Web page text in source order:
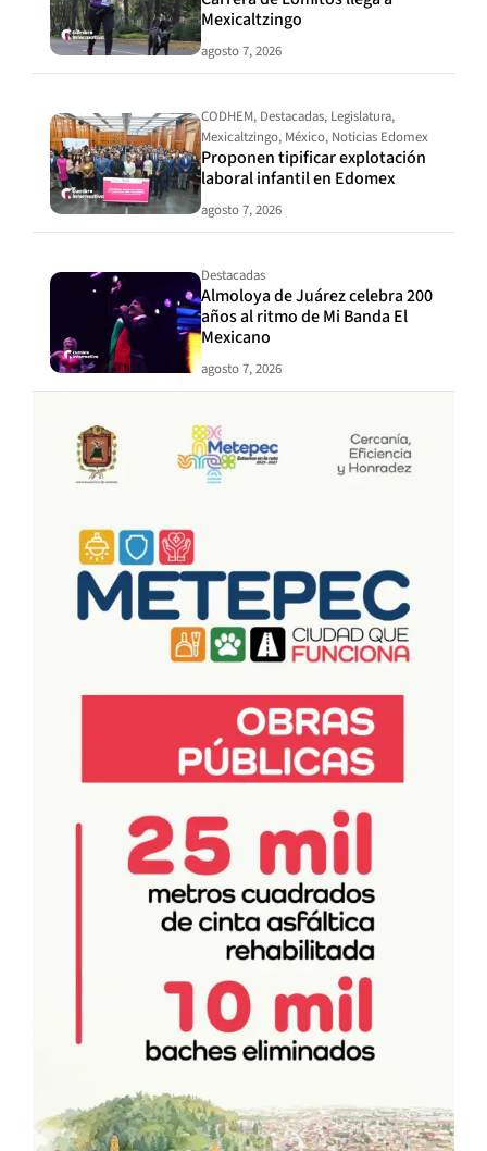
Mexicaltzingo
agosto 7, 2026
CODHEM, Destacadas, Legislatura,
Mexicaltzingo, México, Noticias Edomex
Proponen tipificar explotación
laboral infantil en Edomex
agosto 7, 2026
Destacadas
Almoloya de Juárez celebra 200
años al ritmo de Mi Banda El
Mexicano
agosto 7, 2026